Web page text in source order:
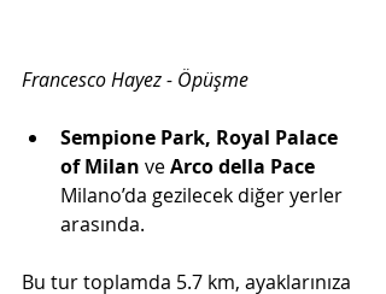
Francesco Hayez - Öpüşme
Sempione Park, Royal Palace
of Milan ve Arco della Pace
Milano’da gezilecek diğer yerler
arasında.
Bu tur toplamda 5.7 km, ayaklarınıza